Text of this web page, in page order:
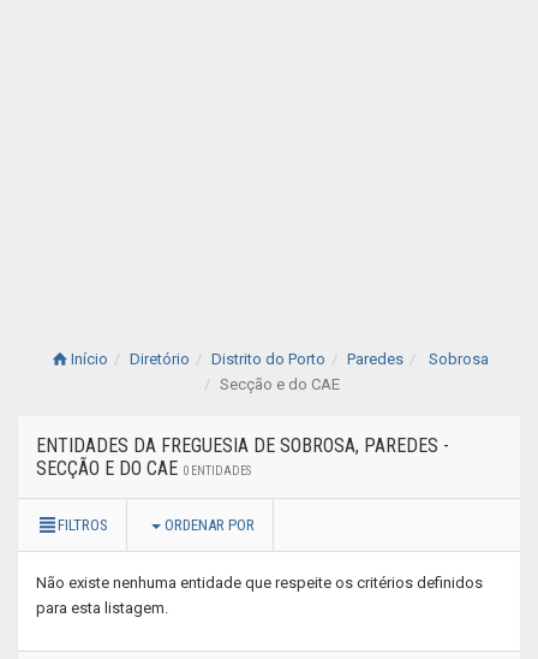
Início Diretório Distrito do Porto Paredes
Sobrosa
Secção e do CAE
ENTIDADES DA FREGUESIA DE SOBROSA, PAREDES -
SECÇÃO E DO CAE 0 ENTIDADES
FILTROS ORDENAR POR
Não existe nenhuma entidade que respeite os critérios definidos
para esta listagem.